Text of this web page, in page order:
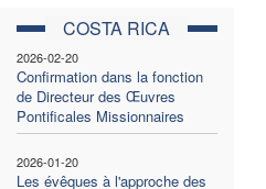
COSTA RICA
2026-02-20
Confirmation dans la fonction
de Directeur des Œuvres
Pontificales Missionnaires
2026-01-20
Les évêques à l'approche des